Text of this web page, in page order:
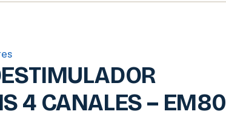
4 CANALES – EM80